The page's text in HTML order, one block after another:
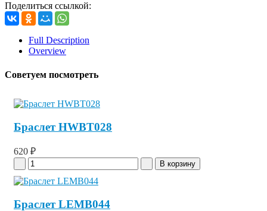
Поделиться ссылкой:
Full Description
Overview
Советуем посмотреть
Браслет HWBT028
620 ₽
Браслет LEMB044